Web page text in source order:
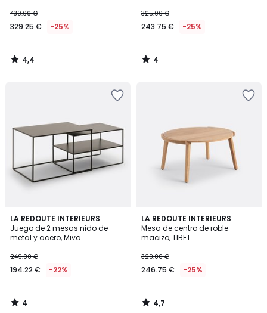
439.00 €
329.25 € -25%
4,4
/
325.00 €
243.75 € -25%
4
/
LA REDOUTE INTERIEURS
Juego de 2 mesas nido de
metal y acero, Miva
249.00 €
194.22 € -22%
4
/
5
4
/
LA REDOUTE INTERIEURS
Mesa de centro de roble
macizo, TIBET
329.00 €
246.75 € -25%
4,7
/ 5
4,7
/